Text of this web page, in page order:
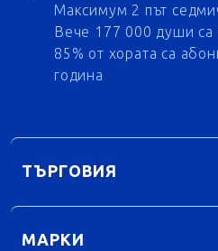
Максимум 2 път
Вече 177 000 души са
85% от хората са
година
ТЪРГОВИЯ
МАРКИ